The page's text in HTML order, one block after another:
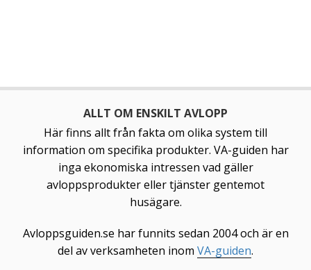
ALLT OM ENSKILT AVLOPP
Här finns allt från fakta om olika system till
information om specifika produkter. VA-guiden har
inga ekonomiska intressen vad gäller
avloppsprodukter eller tjänster gentemot
husägare.
Avloppsguiden.se har funnits sedan 2004 och är en
del av verksamheten inom VA-guiden.